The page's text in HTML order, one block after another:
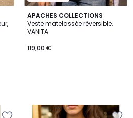
APACHES COLLECTIONS
Veste matelassée réversible,
VANITA
119,00 €